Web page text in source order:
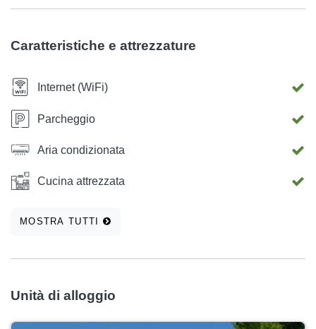
parco ben attrezzato per i bambini, così come i percorsi
Caratteristiche e attrezzature
Internet (WiFi)
Parcheggio
Aria condizionata
Cucina attrezzata
MOSTRA TUTTI
Unità di alloggio